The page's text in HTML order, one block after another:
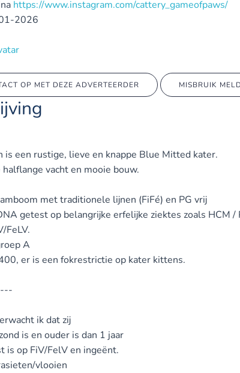
https://www.instagram.com/cattery_gameofpaws/
2026
OP MET DEZE ADVERTEERDER MISBRUIK
is een rustige, lieve en knappe Blue Mitted kater.
vacht en mooie bouw.
met traditionele lijnen (FiFé) en PG vrij
getest op belangrijke erfelijke ziektes zoals HCM /
FeLV.
A
er is een fokrestrictie op kater kittens.
ik dat zij
is en ouder is dan 1 jaar
is op FiV/FelV en ingeënt.
vlooien